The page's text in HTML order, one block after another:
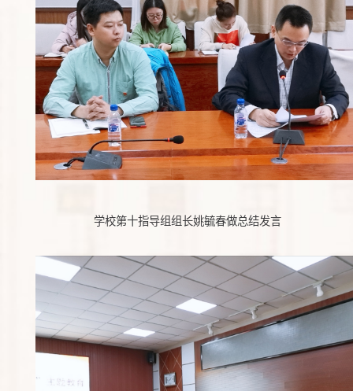
学校第十指导组组长姚毓春做总结发言